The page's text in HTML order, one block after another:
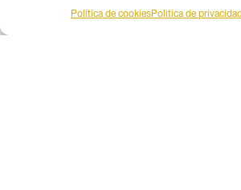
Política de cookiesPolitica de privacidad
PARADIGMA MEDIA